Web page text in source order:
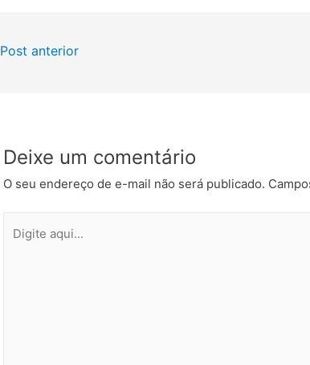
Post anterior
Deixe um comentário
O seu endereço de e-mail não será publicado.